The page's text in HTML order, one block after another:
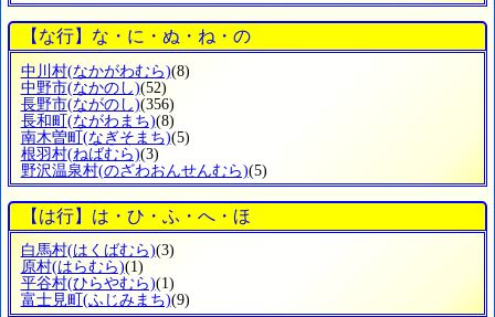
【な行】な・に・ぬ・ね・の
中川村(なかがわむら)(8)
中野市(なかのし)(52)
長野市(ながのし)(356)
長和町(ながわまち)(8)
南木曽町(なぎそまち)(5)
根羽村(ねばむら)(3)
野沢温泉村(のざわおんせんむら)(5)
【は行】は・ひ・ふ・へ・ほ
白馬村(はくばむら)(3)
原村(はらむら)(1)
平谷村(ひらやむら)(1)
富士見町 (ふじみまち)(9)